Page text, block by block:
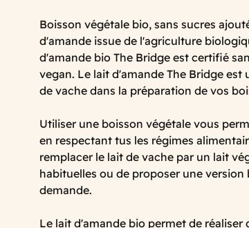
Boisson végétale bio, sans sucres
d'amande issue de l'agriculture
d'amande bio The Bridge est certifié
vegan. Le lait d'amande The Bridge
de vache dans la préparation de vos
Utiliser une boisson végétale vous
en respectant tus les régimes
remplacer le lait de vache par un lait
habituelles ou de proposer une
demande.
Le lait d'amande bio permet de